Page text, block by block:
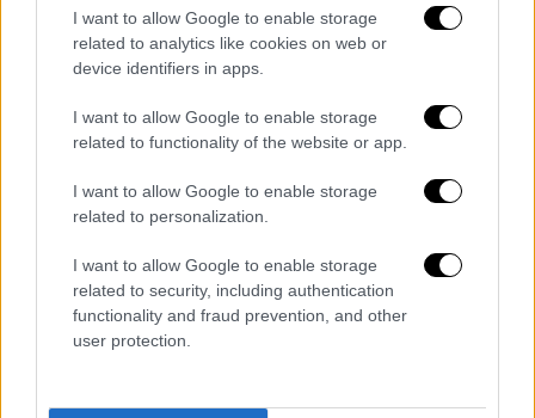
I want to allow Google to enable storage
related to analytics like cookies on web or
device identifiers in apps.
I want to allow Google to enable storage
related to functionality of the website or app.
I want to allow Google to enable storage
related to personalization.
I want to allow Google to enable storage
related to security, including authentication
functionality and fraud prevention, and other
user protection.
Τα σχολιά σας δημοσιεύονται άμεσα με δική σας ευθύνη. Το
ΕΘΝΟΣ θα παρεμβαίνει και τα προσβλητικά σχόλια θα
διαγράφονται
καταχώρηση